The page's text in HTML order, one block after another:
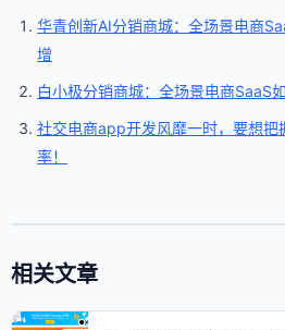
华青创新AI分销商城：全场景电商
增
白小极分销商城：全场景电商SaaS
社交电商app开发风靡一时，要想
率！
相关文章